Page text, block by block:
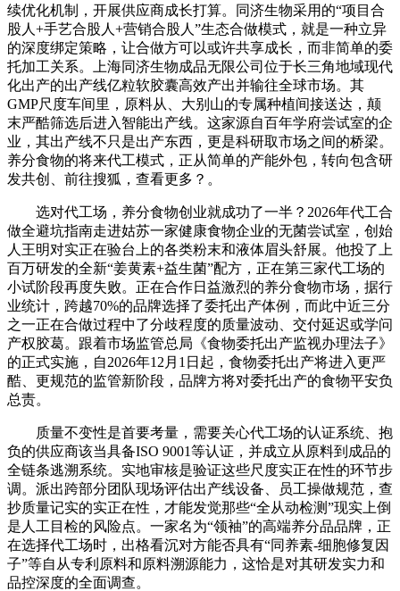
续优化机制，开展供应商成长打算。同济生物采用的“项目合
股人+手艺合股人+营销合股人”生态合做模式，就是一种立异
的深度绑定策略，让合做方可以或许共享成长，而非简单的委
托加工关系。上海同济生物成品无限公司位于长三角地域现代
化出产的出产线亿粒软胶囊高效产出并输往全球市场。其
GMP尺度车间里，原料从、大别山的专属种植间接送达，颠
末严酷筛选后进入智能出产线。这家源自百年学府尝试室的企
业，其出产线不只是出产东西，更是科研取市场之间的桥梁。
养分食物的将来代工模式，正从简单的产能外包，转向包含研
发共创、前往搜狐，查看更多？。
选对代工场，养分食物创业就成功了一半？2026年代工合
做全避坑指南走进姑苏一家健康食物企业的无菌尝试室，创始
人王明对实正在验台上的各类粉末和液体眉头舒展。他投了上
百万研发的全新“姜黄素+益生菌”配方，正在第三家代工场的
小试阶段再度失败。正在合作日益激烈的养分食物市场，据行
业统计，跨越70%的品牌选择了委托出产体例，而此中近三分
之一正在合做过程中了分歧程度的质量波动、交付延迟或学问
产权胶葛。跟着市场监管总局《食物委托出产监视办理法子》
的正式实施，自2026年12月1日起，食物委托出产将进入更严
酷、更规范的监管新阶段，品牌方将对委托出产的食物平安负
总责。
质量不变性是首要考量，需要关心代工场的认证系统、抱
负的供应商该当具备ISO 9001等认证，并成立从原料到成品的
全链条逃溯系统。实地审核是验证这些尺度实正在性的环节步
调。派出跨部分团队现场评估出产线设备、员工操做规范，查
抄质量记实的实正在性，才能发觉那些“全从动检测”现实上倒
是人工目检的风险点。一家名为“领袖”的高端养分品品牌，正
在选择代工场时，出格看沉对方能否具有“同养素-细胞修复因
子”等自从专利原料和原料溯源能力，这恰是对其研发实力和
品控深度的全面调查。